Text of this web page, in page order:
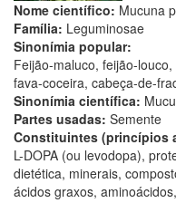
Nome científico: Mucuna
Família: Leguminosae
Sinonímia popular:
Feijão-maluco, feijão-
fava-coceira, cabeça-de-
Sinonímia científica:
Partes usadas: Semente
Constituintes (princípios
L-DOPA (ou levodopa),
dietética, minerais,
ácidos graxos,